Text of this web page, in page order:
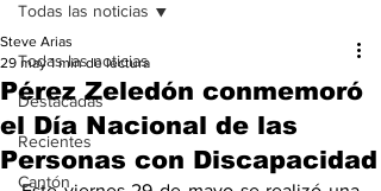
Todas las noticias
Destacadas
Recientes
Cantón
Todas las noticias
Pérez Zeledón conmemoró
el Día Nacional de las
Personas con Discapacidad
Steve Arias
29 may 1 min de lectura